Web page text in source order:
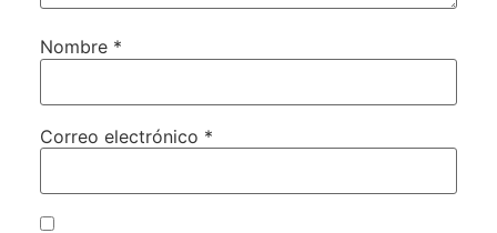
Nombre *
Correo electrónico *